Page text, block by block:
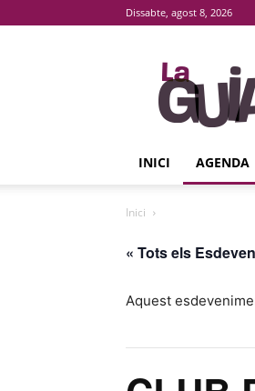
Dissabte, agost 8, 2026
INICI AGENDA
Inici
« Tots els
Aquest